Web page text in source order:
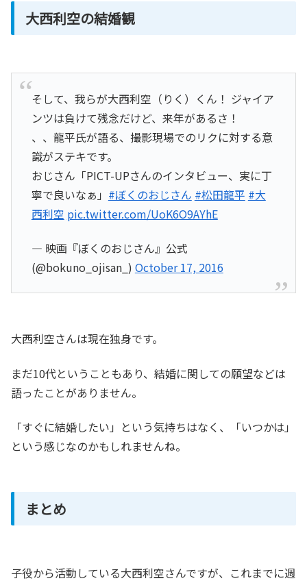
大西利空の結婚観
そして、我らが大西利空（りく）くん！ ジャイア
ンツは負けて残念だけど、来年があるさ！
、、龍平氏が語る、撮影現場でのリクに対する意
識がステキです。
おじさん「PICT-UPさんのインタビュー、実に丁
寧で良いなぁ」 #ぼくのおじさん #松田龍平 #大
西利空 pic.twitter.com/UoK6O9AYhE
— 映画『ぼくのおじさん』公式
(@bokuno_ojisan_) October 17, 2016
大西利空さんは現在独身です。
まだ10代ということもあり、結婚に関しての願望などは
語ったことがありません。
「すぐに結婚したい」という気持ちはなく、「いつかは」
という感じなのかもしれませんね。
まとめ
子役から活動している大西利空さんですが、これまでに週